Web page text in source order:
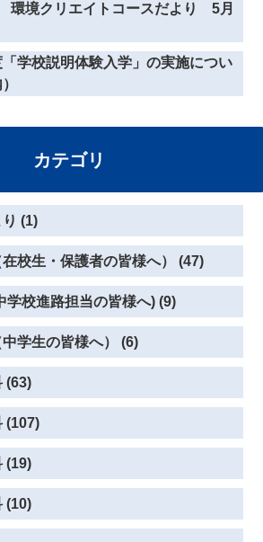
環境クリエイトコースだより 5月
学校説明体験入学」の実施につい
カテゴリ
(1)
校生・保護者の皆様へ） (47)
学校進路担当の皆様へ) (9)
学生の皆様へ） (6)
(63)
(107)
(19)
(10)